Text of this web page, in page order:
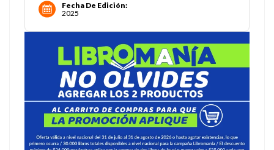
Fecha De Edición:
2025